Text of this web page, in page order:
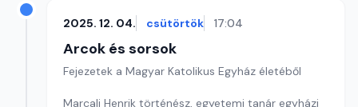
2025. 12. 04. csütörtök 17:04
Arcok és sorsok
Fejezetek a Magyar Katolikus Egyház életéből
Marcali Henrik történész, egyetemi tanár egyházi